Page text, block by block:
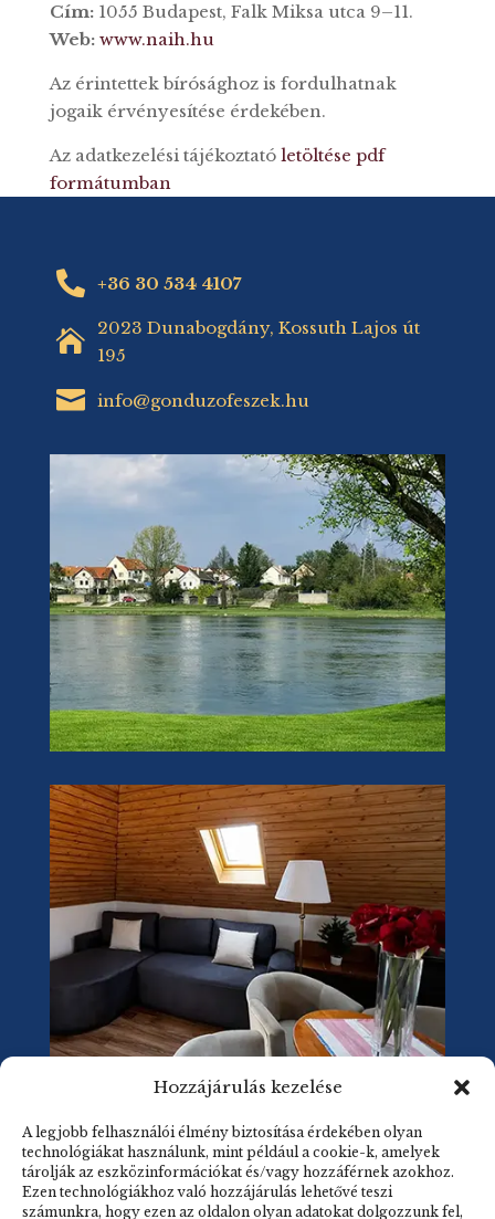
Hozzájárulás kezelése
A legjobb felhasználói élmény biztosítása érdekében olyan
technológiákat használunk, mint például a cookie-k, amelyek
tárolják az eszközinformációkat és/vagy hozzáférnek azokhoz.
Ezen technológiákhoz való hozzájárulás lehetővé teszi
számunkra, hogy ezen az oldalon olyan adatokat dolgozzunk fel,
Cím:1055 Budapest, Falk Miksa utca 9–11.
Web: www.naih.hu
Az érintettek bírósághoz is fordulhatnak
jogaik érvényesítése érdekében.
Az adatkezelési tájékoztató letöltése pdf
formátumban
 +36 30 534 4107

2023 Dunabogdány, Kossuth Lajos út
195
 info@gonduzofeszek.hu